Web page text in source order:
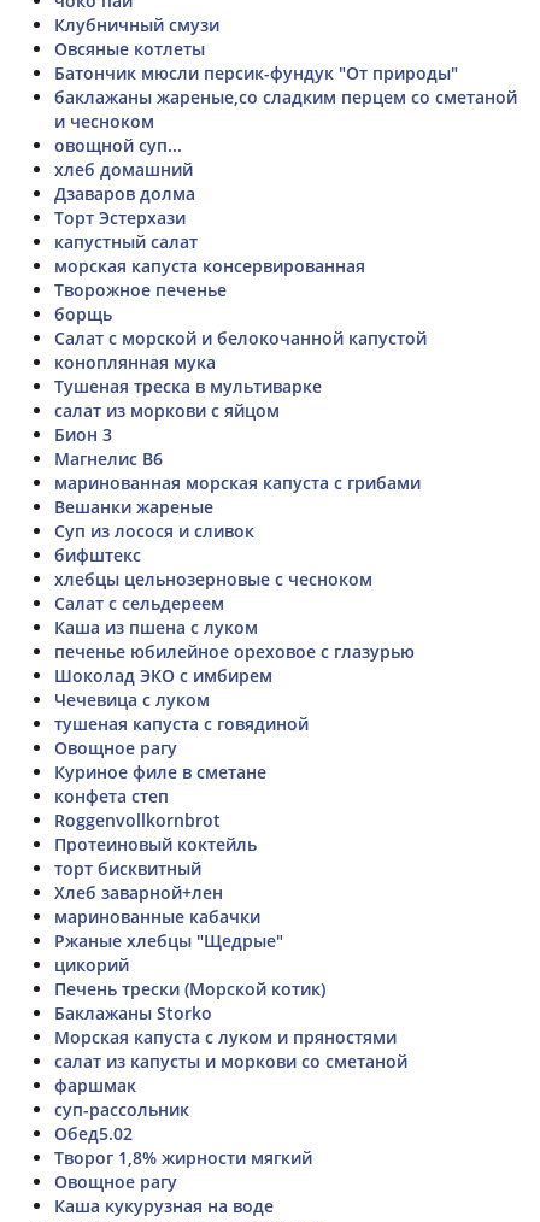
Клубничный смузи
Овсяные котлеты
Батончик мюсли персик-фундук "От природы"
баклажаны жареные,со сладким перцем со сметаной
и чесноком
овощной суп...
хлеб домашний
Дзаваров долма
Торт Эстерхази
капустный салат
морская капуста консервированная
Творожное печенье
борщь
Салат с морской и белокочанной капустой
коноплянная мука
Тушеная треска в мультиварке
салат из моркови с яйцом
Бион 3
Магнелис B6
маринованная морская капуста с грибами
Вешанки жареные
Суп из лосося и сливок
бифштекс
хлебцы цельнозерновые с чесноком
Салат с сельдереем
Каша из пшена с луком
печенье юбилейное ореховое с глазурью
Шоколад ЭКО с имбирем
Чечевица с луком
тушеная капуста с говядиной
Овощное рагу
Куриное филе в сметане
конфета степ
Roggenvollkornbrot
Протеиновый коктейль
торт бисквитный
Хлеб заварной+лен
маринованные кабачки
Ржаные хлебцы "Щедрые"
цикорий
Печень трески (Морской котик)
Баклажаны Storko
Морская капуста с луком и пряностями
салат из капусты и моркови со сметаной
фаршмак
суп-рассольник
Обед5.02
Творог 1,8% жирности мягкий
Овощное рагу
Каша кукурузная на воде